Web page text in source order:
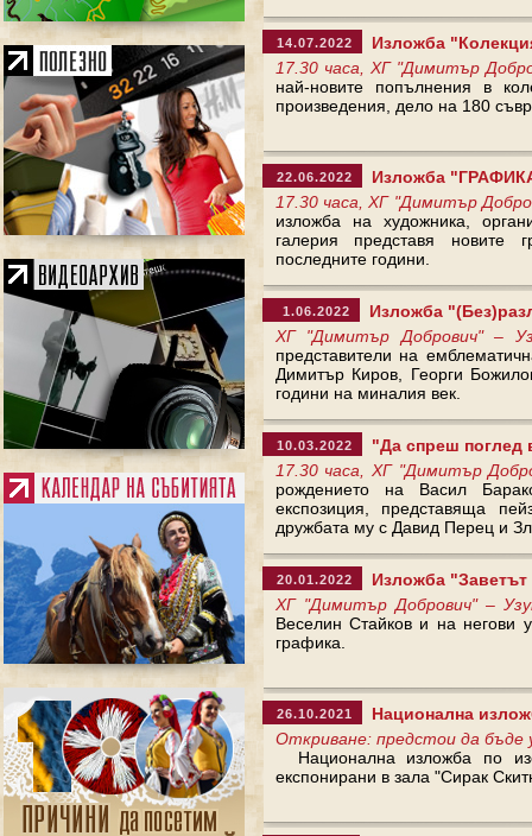
14.07.2022
Изложба
17.30 часа, ХГ "Димитър
най-новите попълнения в
произведения, дело на 180
22.06.2022
Изложба
17.30 часа, ХГ "Димитър
изложба на художника,
галерия представя новите
последните години.
1.06.2022
Изложба
ХГ "Димитър Добрович" –
представители на
Димитър Киров, Георги
години на миналия век.
10.03.2022
"Да спреш поглед
17.30 часа, ХГ "Димитър
рождението на Васил
експозиция, представяща
дружбата му с Давид Перец и
20.01.2022
Изложба "Заветът
ХГ "Димитър Добрович" –
Веселин Стайков и на негови
графика.
26.10.2021
Национална
Откриване: предстои да бъде
Национална изложба по
експонирани в зала "Сирак